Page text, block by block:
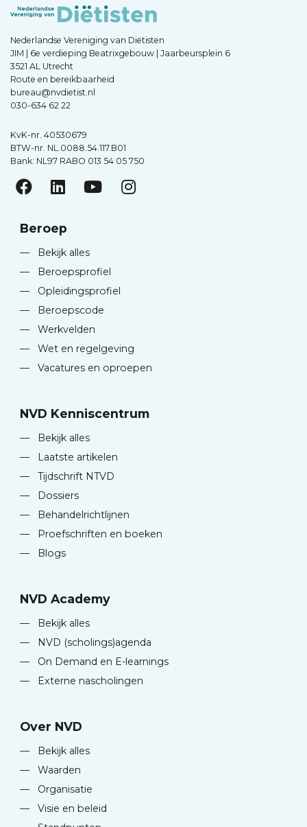
Nederlandse Vereniging van Diëtisten
JIM | 6e verdieping Beatrixgebouw | Jaarbeursplein 6
3521 AL Utrecht
Route en bereikbaarheid
bureau@nvdietist.nl
030-634 62 22
KvK-nr. 40530679
BTW-nr. NL.0088.54.117.B01
Bank: NL97 RABO 013 54 05 750
Beroep
—
Bekijk alles
—
Beroepsprofiel
—
Opleidingsprofiel
—
Beroepscode
—
Werkvelden
—
Wet en regelgeving
—
Vacatures en oproepen
NVD Kenniscentrum
—
Bekijk alles
—
Laatste artikelen
—
Tijdschrift NTVD
—
Dossiers
—
Behandelrichtlijnen
—
Proefschriften en boeken
—
Blogs
NVD Academy
—
Bekijk alles
—
NVD (scholings)agenda
—
On Demand en E-learnings
—
Externe nascholingen
Over NVD
—
Bekijk alles
—
Waarden
—
Organisatie
—
Visie en beleid